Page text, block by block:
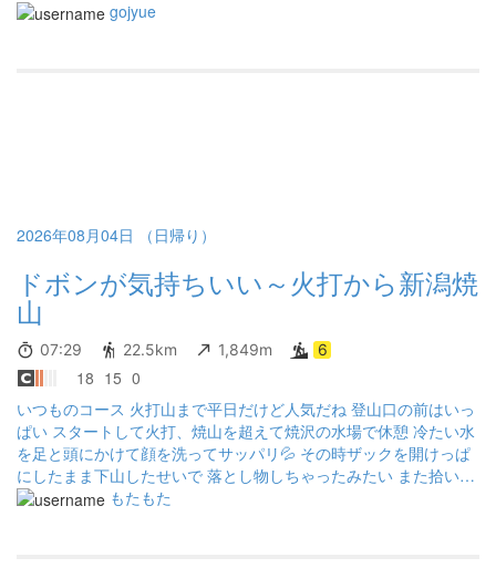
gojyue
2026年08月04日 （日帰り）
ドボンが気持ちいい～火打から新潟焼
山
07:29 22.5km 1,849m 6
18 15 0
いつものコース 火打山まで平日だけど人気だね 登山口の前はいっ
ぱい スタートして火打、焼山を超えて焼沢の水場で休憩 冷たい水
を足と頭にかけて顔を洗ってサッパリ💦 その時ザックを開けっぱ
にしたまま下山したせいで 落とし物しちゃったみたい また拾いに
行かなきゃー🤣 もしかしたら草刈りしてる？って期待して ハーフもたもた